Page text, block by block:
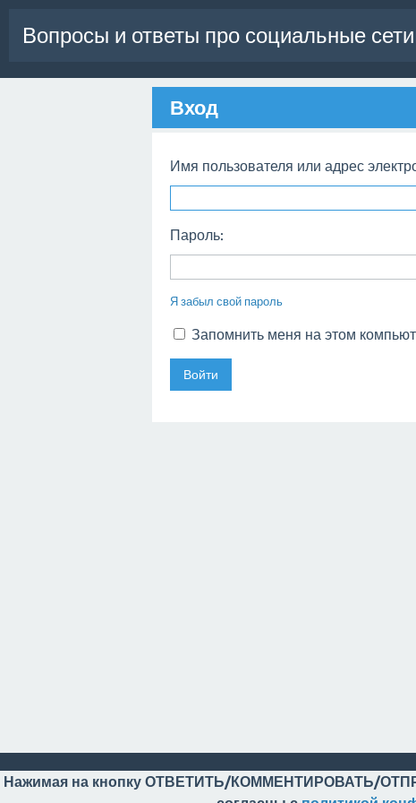
Вопросы и ответы про социальные сети
Вход
Имя пользователя или адрес
Пароль:
Я забыл свой пароль
Запомнить меня на этом
Нажимая на кнопку ОТВЕТИТЬ/КОММЕНТИРОВАТЬ/